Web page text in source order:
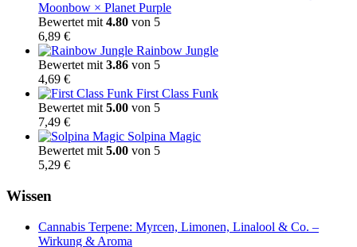
Moonbow × Planet Purple
Bewertet mit 4.80 von 5
6,89 €
Rainbow Jungle
Bewertet mit 3.86 von 5
4,69 €
First Class Funk
Bewertet mit 5.00 von 5
7,49 €
Solpina Magic
Bewertet mit 5.00 von 5
5,29 €
Wissen
Cannabis Terpene: Myrcen, Limonen, Linalool & Co. –
Wirkung & Aroma